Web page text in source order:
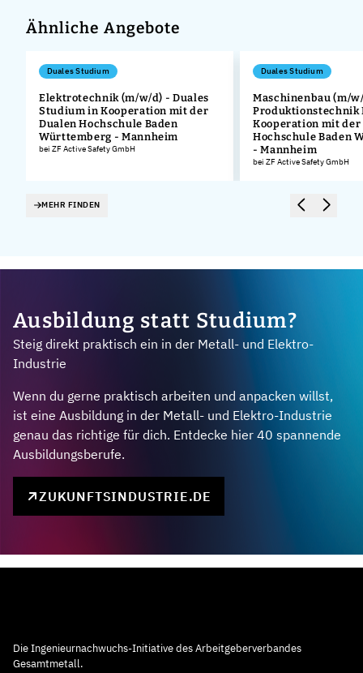
Ähnliche Angebote
Duales Studium
Elektrotechnik (m/w/d) - Duales
Studium in Kooperation mit der
Dualen Hochschule Baden
Württemberg - Mannheim
bei ZF Active Safety GmbH
Duales Studium
Maschinenbau (m/
Produktionstechnik
Kooperation mit der
Hochschule Baden
- Mannheim
bei ZF Active Safety GmbH
MEHR FINDEN
Ausbildung statt Studium?
Steig direkt praktisch ein in der Metall- und Elektro-
Industrie
Wenn du gerne praktisch arbeiten und anpacken willst,
ist eine Ausbildung in der Metall- und Elektro-Industrie
genau das richtige für dich. Entdecke hier 40 spannende
Ausbildungsberufe.
ZUKUNFTSINDUSTRIE.DE
Die Ingenieurnachwuchs-Initiative des Arbeitgeberverbandes
Gesamtmetall.